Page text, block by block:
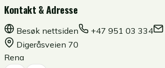
Kontakt & Adresse
Besøk nettsiden +47 951 03 334
Digeråsveien 70
Rena